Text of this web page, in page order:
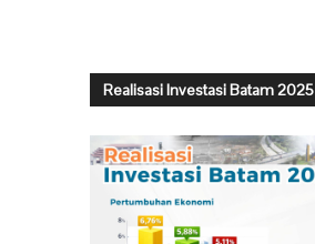
Realisasi Investasi Batam 2025